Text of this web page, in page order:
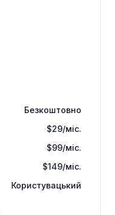
Безкоштовно
$29/міс.
$99/міс.
$149/міс.
Користувацький